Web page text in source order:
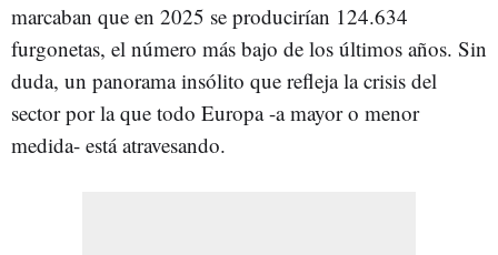
marcaban que en 2025 se producirían 124.634
furgonetas, el número más bajo de los últimos años. Sin
duda, un panorama insólito que refleja la crisis del
sector por la que todo Europa -a mayor o menor
medida- está atravesando.